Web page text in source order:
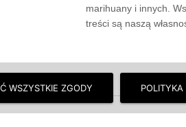
marihuany i innych.
treści są naszą
WSZYSTKIE ZGODY POLITYKA